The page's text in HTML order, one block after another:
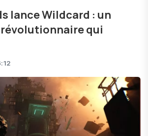
lance Wildcard : un
révolutionnaire qui